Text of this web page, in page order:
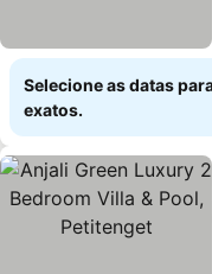
Selecione as datas
exatos.